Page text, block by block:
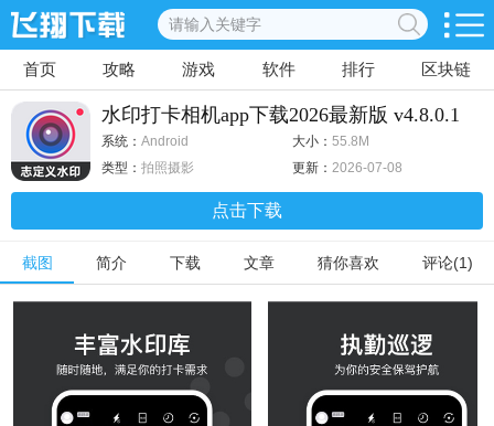
首页 攻略 游戏 软件 排行 区块链
水印打卡相机app下载2026最新版 v4.8.0.1
系统： Android 大小： 55.8M
类型： 拍照摄影 更新： 2026-07-08
点击下载
截图 简介 下载 文章 猜你喜欢 评论(1)